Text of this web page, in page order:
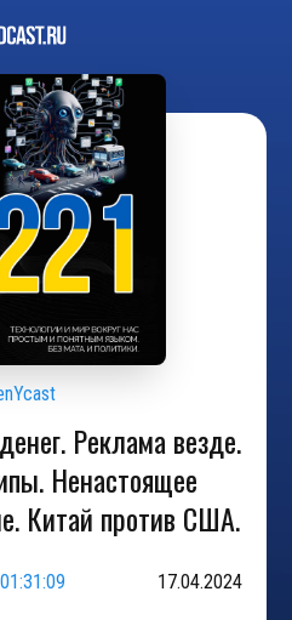
Реклама везде.
Ненастоящее
Китай против США.
01:31:09 17.04.2024